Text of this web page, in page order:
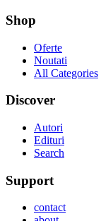
Shop
Oferte
Noutati
All Categories
Discover
Autori
Edituri
Search
Support
contact